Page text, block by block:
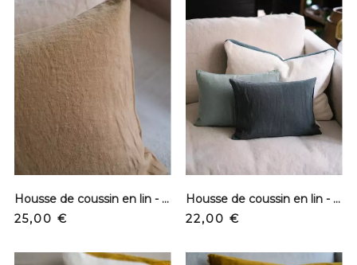
Housse de coussin en lin - Camel
Prix
25,00 €
Housse de coussin en lin - Cèdre
Prix
22,00 €